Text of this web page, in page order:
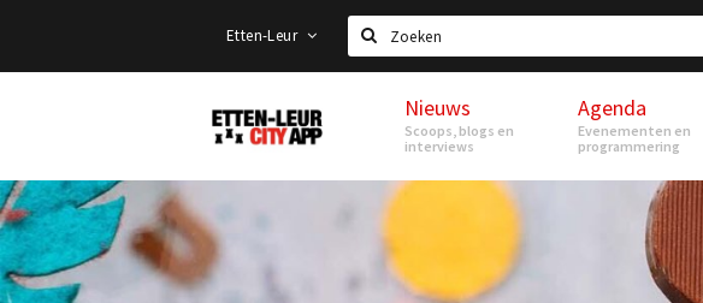
Etten-Leur
Zoeken
Etten-
Leur
Nieuws
Scoops, blogs en
interviews
Agenda
Evenementen en
programmering